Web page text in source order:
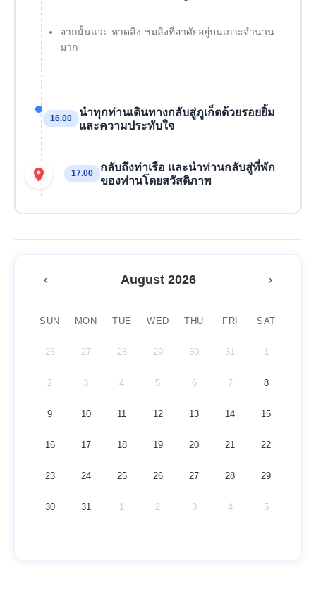
จากนั้นแวะ หาดลิง ชมลิงที่อาศัยอยู่บนเกาะจำนวน
มาก
16.00
นำทุกท่านเดินทางกลับสู่ภูเก็ตด้วยรอยยิ้ม
และความประทับใจ
17.00
กลับถึงท่าเรือ และนำท่านกลับสู่ที่พัก
ของท่านโดยสวัสดิภาพ
August 2026
SUN MON TUE WED THU FRI SAT
26 27 28 29 30 31 1
2 3 4 5 6 7 8
9 10 11 12 13 14 15
16 17 18 19 20 21 22
23 24 25 26 27 28 29
30 31 1 2 3 4 5